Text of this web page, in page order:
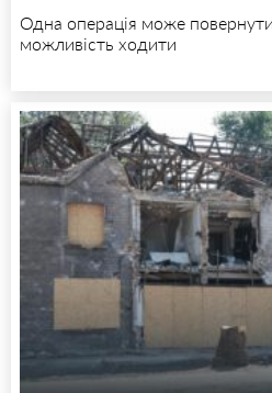
Одна операція може
можливість ходити